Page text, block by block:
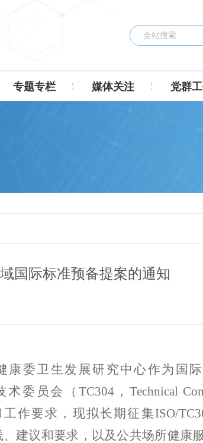
专题专栏 媒体关注 党群
国际标准预备提案的通知
委卫生发展研究中心作为国
术委员会（ TC304，Technical
作要求，现拟长期征集ISO/
建议和要求，以及公共场所健康